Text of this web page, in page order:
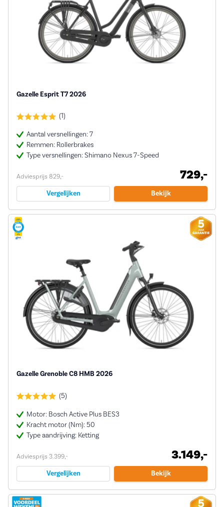
Gazelle Esprit T7 2026
(1)
Aantal versnellingen: 7
Remmen: Rollerbrakes
Type versnellingen: Shimano Nexus 7-Speed
Adviesprijs 829,- 729,-
Vergelijken Bekijk
Gazelle Grenoble C8 HMB 2026
(5)
Motor: Bosch Active Plus BES3
Kracht motor (Nm): 50
Type aandrijving: Ketting
Adviesprijs 3.399,- 3.149,-
Vergelijken Bekijk